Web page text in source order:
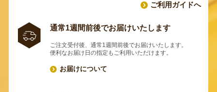
ご利用ガイドへ
通常1週間前後でお届けいたします
ご注文受付後、通常1週間前後でお届けいたします。
便利なお届け日の指定もご利用いただけます。
お届けについて